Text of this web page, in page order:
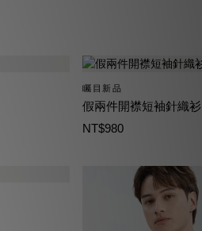
矚目新品
假兩件開襟短袖針織衫
NT$980